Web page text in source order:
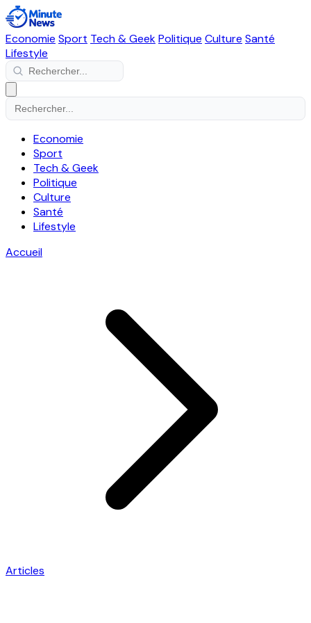
Economie Sport Tech & GeekPolitique Culture Santé
Lifestyle
Economie
Sport
Tech & Geek
Politique
Culture
Santé
Lifestyle
Accueil
Articles